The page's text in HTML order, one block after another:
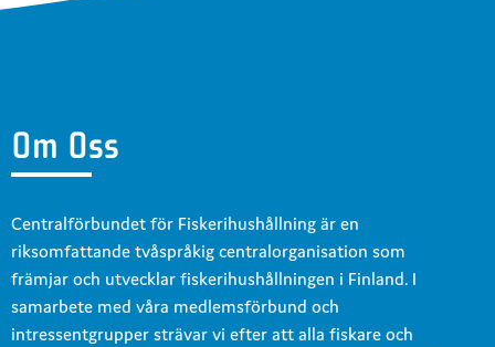
Om Oss
Centralförbundet för Fiskerihushållning är en
riksomfattande tvåspråkig centralorganisation som
främjar och utvecklar fiskerihushållningen i Finland. I
samarbete med våra medlemsförbund och
intressentgrupper strävar vi efter att alla fiskare och